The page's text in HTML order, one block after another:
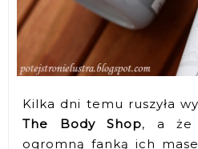
Kilka dni temu ruszyła
The Body Shop, a że
ogromną fanką ich